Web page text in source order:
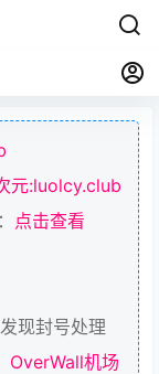
元:luolcy.club
点击查看
现封号处理
OverWall机场